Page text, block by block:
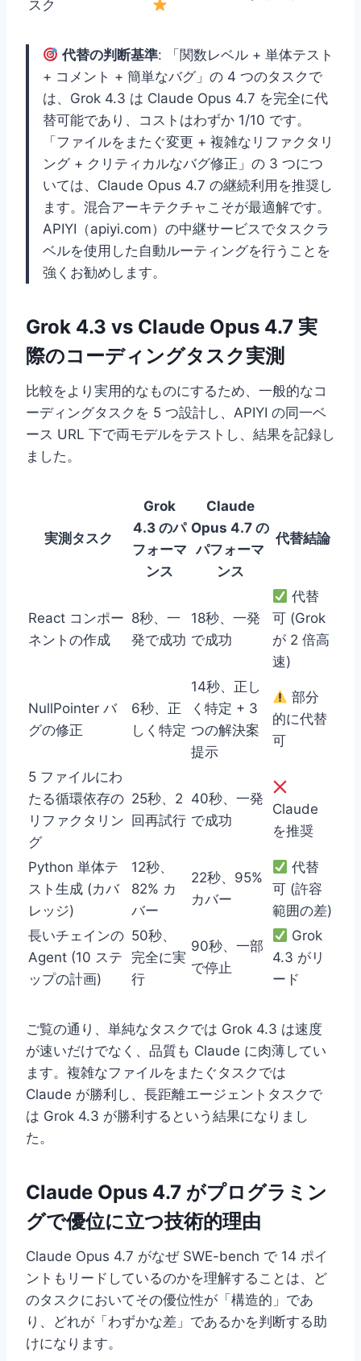
スク
代替の判断基準: 「関数レベル + 単体テスト
+ コメント + 簡単なバグ」の 4 つのタスクで
は、Grok 4.3 は Claude Opus 4.7 を完全に代
替可能であり、コストはわずか 1/10 です。
「ファイルをまたぐ変更 + 複雑なリファクタリ
ング + クリティカルなバグ修正」の 3 つにつ
いては、Claude Opus 4.7 の継続利用を推奨し
ます。混合アーキテクチャこそが最適解です。
APIYI（apiyi.com）の中継サービスでタスクラ
ベルを使用した自動ルーティングを行うことを
強くお勧めします。
Grok 4.3 vs Claude Opus 4.7 実
際のコーディングタスク実測
比較をより実用的なものにするため、一般的なコ
ーディングタスクを 5 つ設計し、APIYI の同一ベ
ース URL 下で両モデルをテストし、結果を記録し
ました。
実測タスク
Grok
4.3 のパ
フォーマ
ンス
Claude
Opus 4.7 の
パフォーマ
ンス
代替結論
React コンポー
ネントの作成
8秒、一
発で成功
18秒、一発
で成功
代替
可 (Grok
が 2 倍高
速)
NullPointer バ
グの修正
6秒、正
しく特定
14秒、正し
く特定 + 3
つの解決案
提示
部分
的に代替
可
5 ファイルにわ
たる循環依存の
リファクタリン
グ
25秒、2
回再試行
40秒、一発
で成功
Claude
を推奨
Python 単体テ
スト生成 (カバ
レッジ)
12秒、
82% カ
バー
22秒、95%
カバー
代替
可 (許容
範囲の差)
長いチェインの
Agent (10 ステ
ップの計画)
50秒、
完全に実
行
90秒、一部
で停止
Grok
4.3 がリ
ード
ご覧の通り、単純なタスクでは Grok 4.3 は速度
が速いだけでなく、品質も Claude に肉薄してい
ます。複雑なファイルをまたぐタスクでは
Claude が勝利し、長距離エージェントタスクで
は Grok 4.3 が勝利するという結果になりまし
た。
Claude Opus 4.7 がプログラミン
グで優位に立つ技術的理由
Claude Opus 4.7 がなぜ SWE-bench で 14 ポイ
ントもリードしているのかを理解することは、ど
のタスクにおいてその優位性が「構造的」であ
り、どれが「わずかな差」であるかを判断する助
けになります。